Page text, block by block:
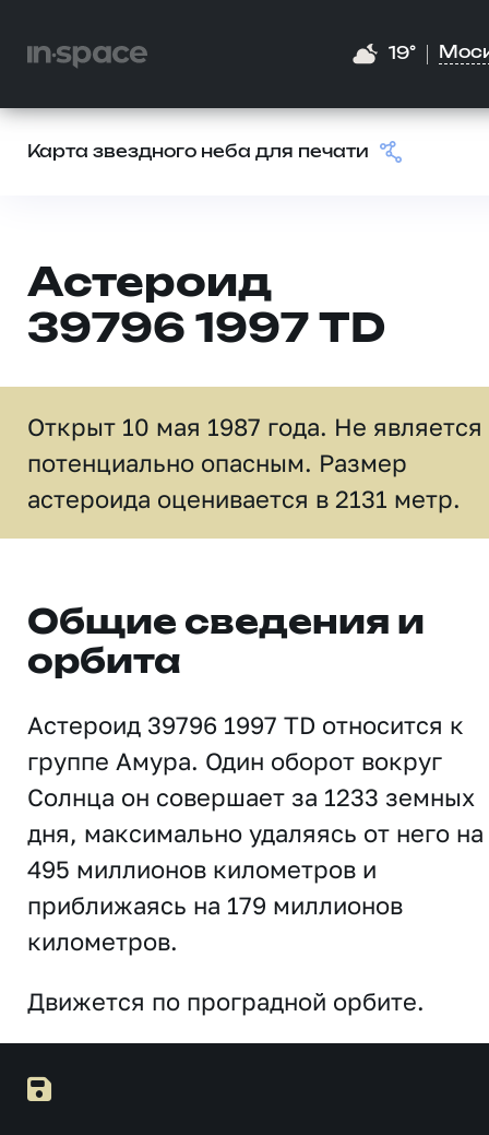
19°
Карта звездного неба для печати
Астероид
39796 1997 TD
Открыт 10 мая 1987 года. Не является
потенциально опасным. Размер
астероида оценивается в 2131 метр.
Общие сведения и
орбита
Астероид 39796 1997 TD относится к
группе Амура. Один оборот вокруг
Солнца он совершает за 1233 земных
дня, максимально удаляясь от него на
495 миллионов километров и
приближаясь на 179 миллионов
километров.
Движется по проградной орбите.